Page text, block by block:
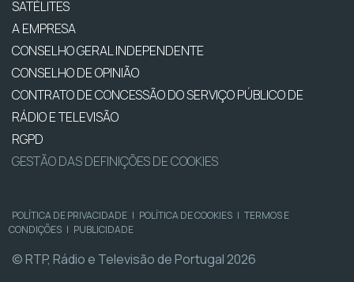
SATÉLITES
A EMPRESA
CONSELHO GERAL INDEPENDENTE
CONSELHO DE OPINIÃO
CONTRATO DE CONCESSÃO DO SERVIÇO PÚBLICO DE
RÁDIO E TELEVISÃO
RGPD
GESTÃO DAS DEFINIÇÕES DE COOKIES
POLÍTICA DE PRIVACIDADE | POLÍTICA DE COOKIES | TERMOS E
CONDIÇÕES | PUBLICIDADE
© RTP, Rádio e Televisão de Portugal 2026